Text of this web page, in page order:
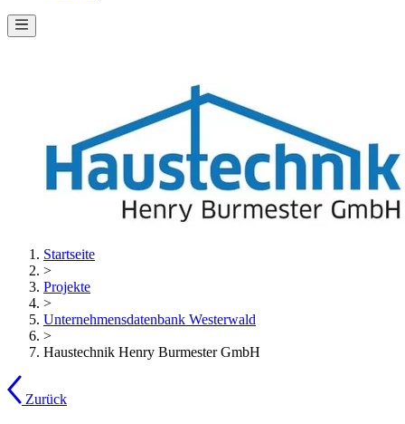
Startseite
>
Projekte
>
Unternehmensdatenbank Westerwald
>
Haustechnik Henry Burmester GmbH
Zurück